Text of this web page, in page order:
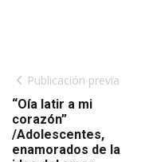
Publicación previa
“Oía latir a mi
corazón”
/Adolescentes,
enamorados de la